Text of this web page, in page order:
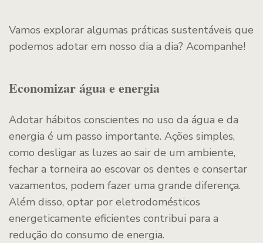
Vamos explorar algumas práticas sustentáveis que
podemos adotar em nosso dia a dia? Acompanhe!
Economizar água e energia
Adotar hábitos conscientes no uso da água e da
energia é um passo importante. Ações simples,
como desligar as luzes ao sair de um ambiente,
fechar a torneira ao escovar os dentes e consertar
vazamentos, podem fazer uma grande diferença.
Além disso, optar por eletrodomésticos
energeticamente eficientes contribui para a
redução do consumo de energia.